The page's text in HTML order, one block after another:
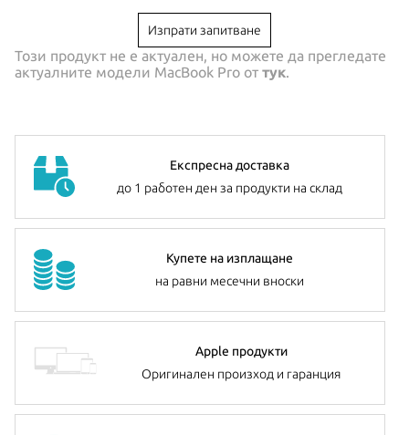
Изпрати запитване
Този продукт не е актуален, но можете да прегледате
актуалните модели MacBook Pro от тук.
Експресна доставка
до 1 работен ден за продукти на склад
Купете на изплащане
на равни месечни вноски
Apple продукти
Оригинален произход и гаранция